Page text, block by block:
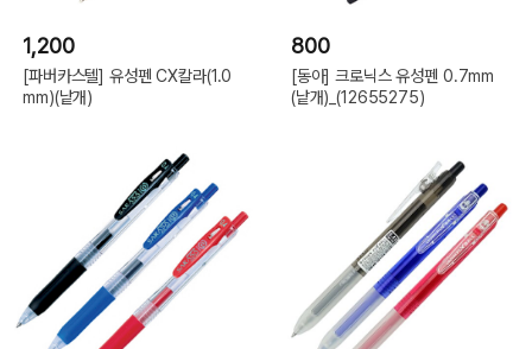
1,200
[파버카스텔] 유성펜 CX칼라(1.0
mm)(낱개)
800
[동아] 크로닉스 유성펜 0.7mm
(낱개)_(12655275)